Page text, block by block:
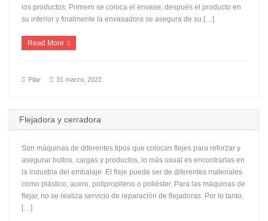
los productos. Primero se coloca el envase, después el producto en
su interior y finalmente la envasadora se asegura de su […]
Read More
Pilar 31 marzo, 2022
Flejadora y cerradora
Son máquinas de diferentes tipos que colocan flejes para reforzar y
asegurar bultos, cargas y productos, lo más usual es encontrarlas en
la industria del embalaje. El fleje puede ser de diferentes materiales
como plástico, acero, polipropileno o poliéster. Para las máquinas de
flejar, no se realiza servicio de reparación de flejadoras. Por lo tanto,
[…]